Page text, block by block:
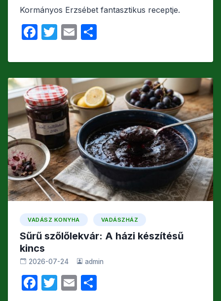
c
e
o
o
k
itt
er
ail s
m
e
g
Kormányos Erzsébet fantasztikus receptje.
F
c
e
b
o
o
k
T
itt
er
E
ail s
z
a
m
g
VADÁSZ KONYHA VADÁSZHÁZ
Sűrű szőlőlekvár: A házi készítésű
kincs
2026-07-24 admin
F
T
E